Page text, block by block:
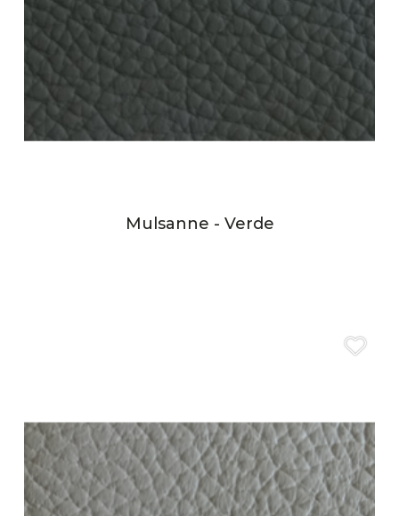
Mulsanne - Verde